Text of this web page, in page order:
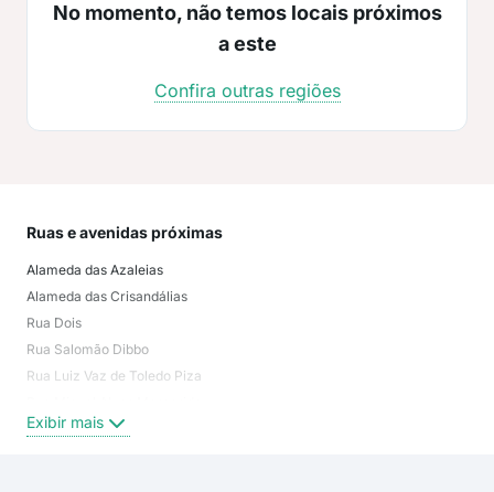
No momento, não temos locais próximos
a este
Confira outras regiões
Ruas e avenidas próximas
Alameda das Azaleias
Alameda das Crisandálias
Rua Dois
Rua Salomão Dibbo
Rua Luiz Vaz de Toledo Piza
Alameda das Hortências
Exibir mais